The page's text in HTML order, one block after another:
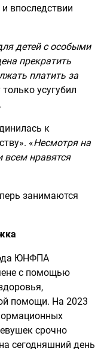
и впоследствии
детей с особыми
прекратить
платить за
усугубил
к
«Несмотря на
всем нравятся
занимаются
ЮНФПА
с помощью
помощи. На 2023
срочно
сегодняшний день